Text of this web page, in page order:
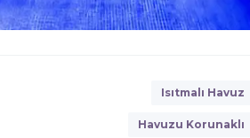
Isıtmalı Havuz
Havuzu Korunaklı